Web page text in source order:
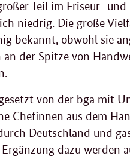
Teil im Friseur-
niedrig. Die große
bekannt, obwohl sie
der Spitze von
von der bga mit
Chefinnen aus dem
Deutschland und
dazu werden